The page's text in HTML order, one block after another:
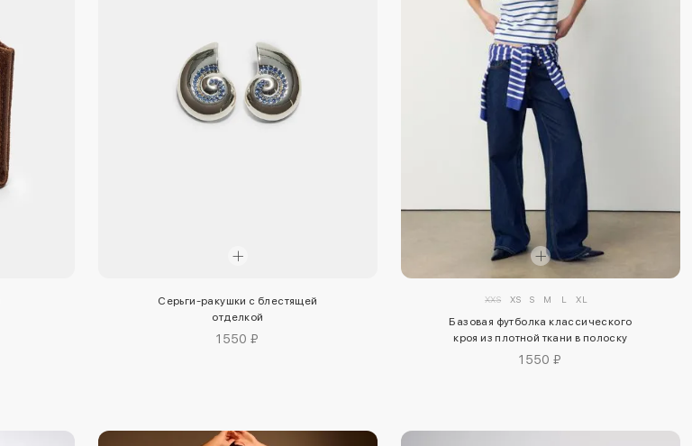
Серьги-ракушки с блестящей
отделкой
1550 ₽
XXS XS S M L XL
Базовая футболка классического
кроя из плотной ткани в полоску
1550 ₽